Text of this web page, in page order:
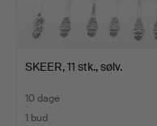
SKEER, 11 stk., sølv.
10 dage
1 bud